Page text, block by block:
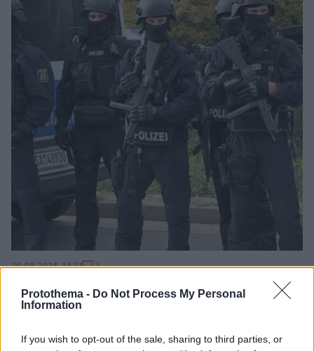
Protothema - Do Not Process My Personal
Information
If you wish to opt-out of the sale, sharing to third parties, or
μηχανισμούς σε πακέτα - Πιάνουν φωτιά στη διαδρομή
30.08.2024, 14:27 1